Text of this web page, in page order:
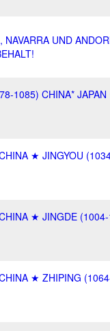
UND
1085) CHINA*
★ JINGYOU
★ JINGDE
★ ZHIPING